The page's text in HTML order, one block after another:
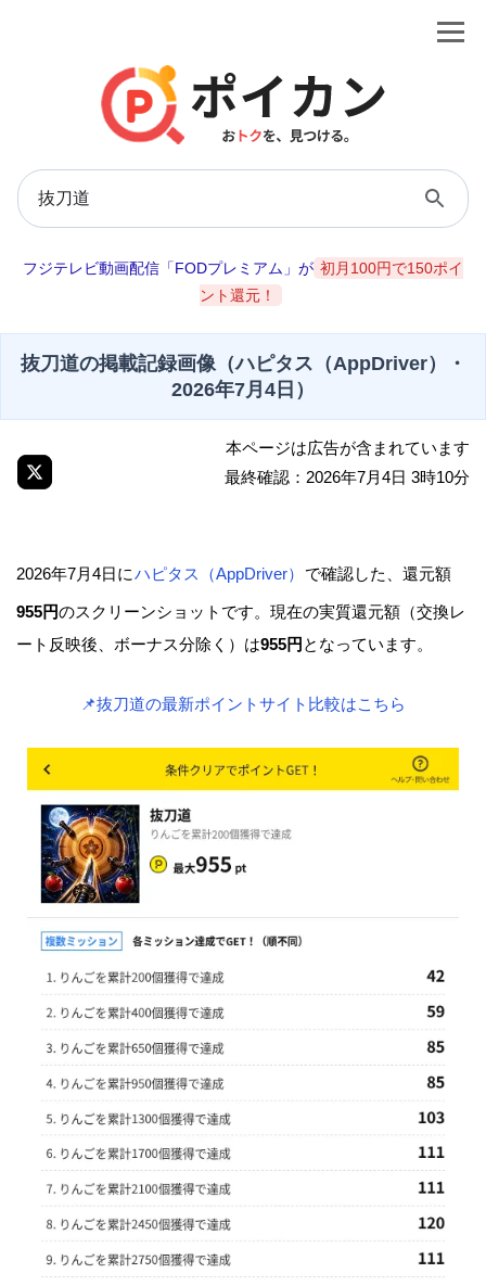
フジテレビ動画配信「FODプレミアム」が 初月100円で150ポイ
ント還元！
抜刀道の掲載記録画像（ハピタス（AppDriver）・
2026年7月4日）
本ページは広告が含まれています
最終確認：2026年7月4日 3時10分
2026年7月4日にハピタス（AppDriver） で確認した、還元額
955円のスクリーンショットです。現在の実質還元額（交換レ
ート反映後、ボーナス分除く）は955円 となっています。
📌抜刀道の最新ポイントサイト比較はこちら